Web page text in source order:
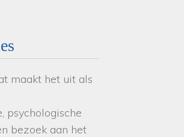
maakt het uit als
psychologische
bezoek aan het